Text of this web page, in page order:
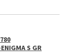
S GR